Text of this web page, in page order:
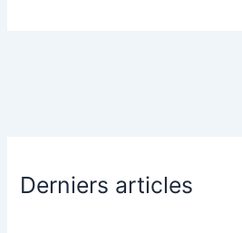
Derniers articles